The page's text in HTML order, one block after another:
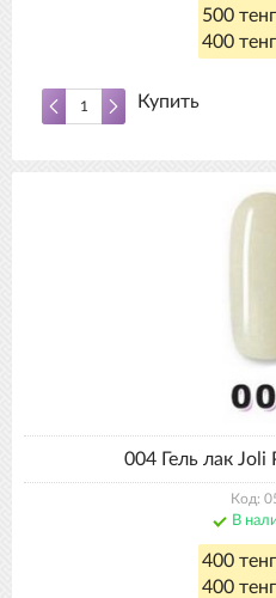
500
400
Купить
004 Гель лак Joli
Код:
В
400
400